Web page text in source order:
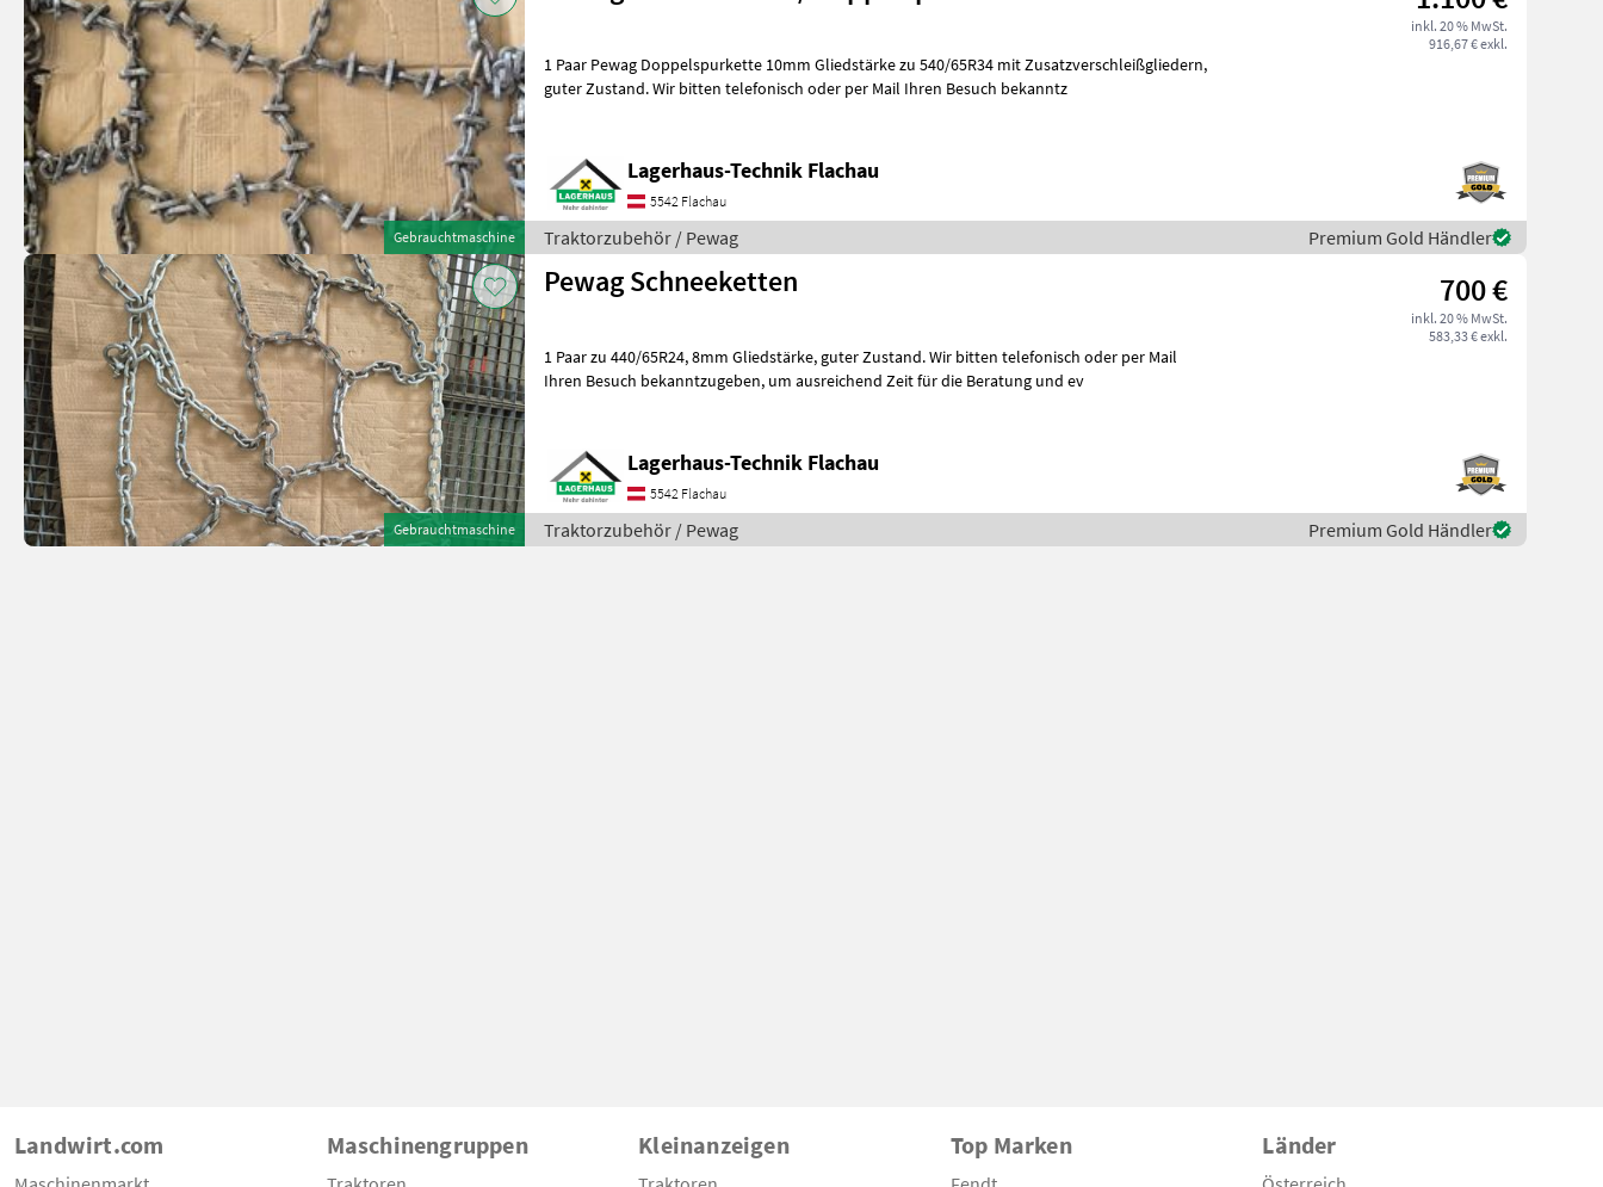
Gebrauchtmaschine
inkl. 20 % MwSt.
916,67 € exkl.
1 Paar Pewag Doppelspurkette 10mm Gliedstärke zu 540/65R34 mit Zusatzverschleißgliedern,
guter Zustand. Wir bitten telefonisch oder per Mail Ihren Besuch bekanntz
Lagerhaus-Technik Flachau
5542 Flachau
Traktorzubehör / Pewag Premium Gold Händler
Gebrauchtmaschine
Pewag Schneeketten 700 €
inkl. 20 % MwSt.
583,33 € exkl.
1 Paar zu 440/65R24, 8mm Gliedstärke, guter Zustand. Wir bitten telefonisch oder per Mail
Ihren Besuch bekanntzugeben, um ausreichend Zeit für die Beratung und ev
Lagerhaus-Technik Flachau
5542 Flachau
Traktorzubehör / Pewag Premium Gold Händler
Landwirt.com Maschinengruppen Kleinanzeigen Top Marken Länder